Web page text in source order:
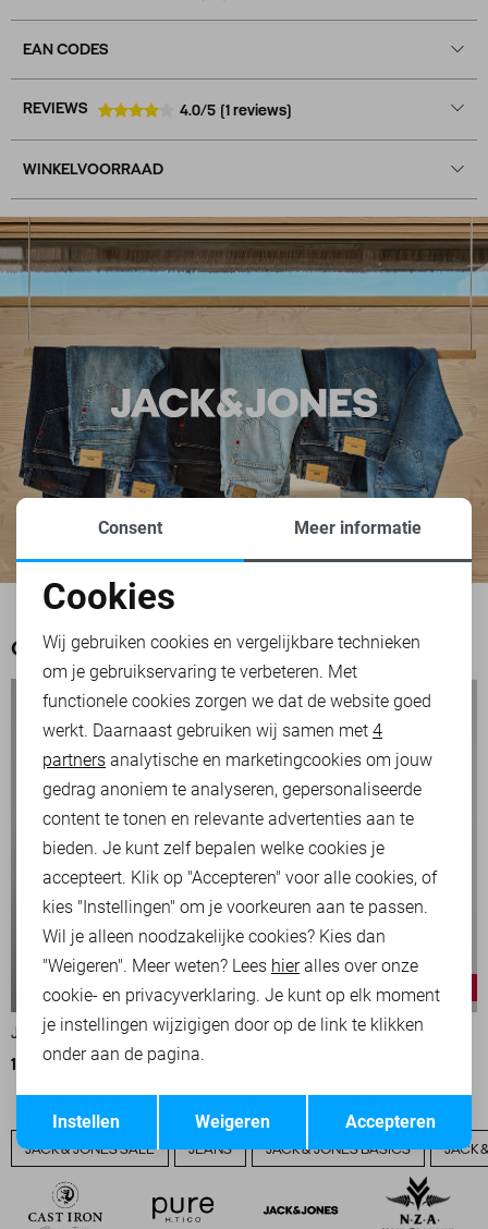
EAN CODES
REVIEWS 4.0/5 (1 reviews)
WINKELVOORRAAD
OOK HET BEKIJKEN WAARD
-20%
JACK & JONES T-SHIRT
14,40 17,99
JACK & JONES T-SHIRT
JACK & JONES SALE JEANS JACK & JONES BASICS JACK
Noodzakelijke cookies
Personalisatie cookies
Analytische cookies
Marketing cookies
Terug Opslaan
Consent Meer informatie
Cookies
Wij gebruiken cookies en vergelijkbare technieken
om je gebruikservaring te verbeteren. Met
functionele cookies zorgen we dat de website goed
werkt. Daarnaast gebruiken wij samen met 4
partners analytische en marketingcookies om jouw
gedrag anoniem te analyseren, gepersonaliseerde
content te tonen en relevante advertenties aan te
bieden. Je kunt zelf bepalen welke cookies je
accepteert. Klik op "Accepteren" voor alle cookies, of
kies "Instellingen" om je voorkeuren aan te passen.
Wil je alleen noodzakelijke cookies? Kies dan
"Weigeren". Meer weten? Lees hieralles over onze
cookie- en privacyverklaring. Je kunt op elk moment
je instellingen wijzigigen door op de link te klikken
onder aan de pagina.
Accepteren
Weigeren
Instellen